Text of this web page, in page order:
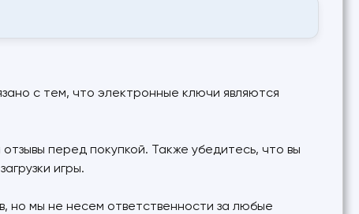
с тем, что электронные ключи являются
перед покупкой. Также убедитесь, что вы
игры.
но мы не несем ответственности за любые